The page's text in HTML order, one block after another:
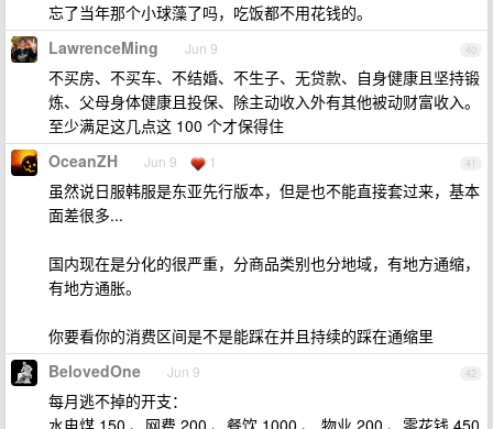
忘了当年那个小球藻了吗，吃饭都不用花钱的。
40
LawrenceMing Jun 9
不买房、不买车、不结婚、不生子、无贷款、自身健康且坚持锻
炼、父母身体健康且投保、除主动收入外有其他被动财富收入。
至少满足这几点这 100 个才保得住
41
OceanZH Jun 9 1
虽然说日服韩服是东亚先行版本，但是也不能直接套过来，基本
面差很多...
国内现在是分化的很严重，分商品类别也分地域，有地方通缩，
有地方通胀。
你要看你的消费区间是不是能踩在并且持续的踩在通缩里
42
BelovedOne Jun 9
每月逃不掉的开支：
水电煤 150 、网费 200 、餐饮 1000 、 物业 200 、零花钱 450